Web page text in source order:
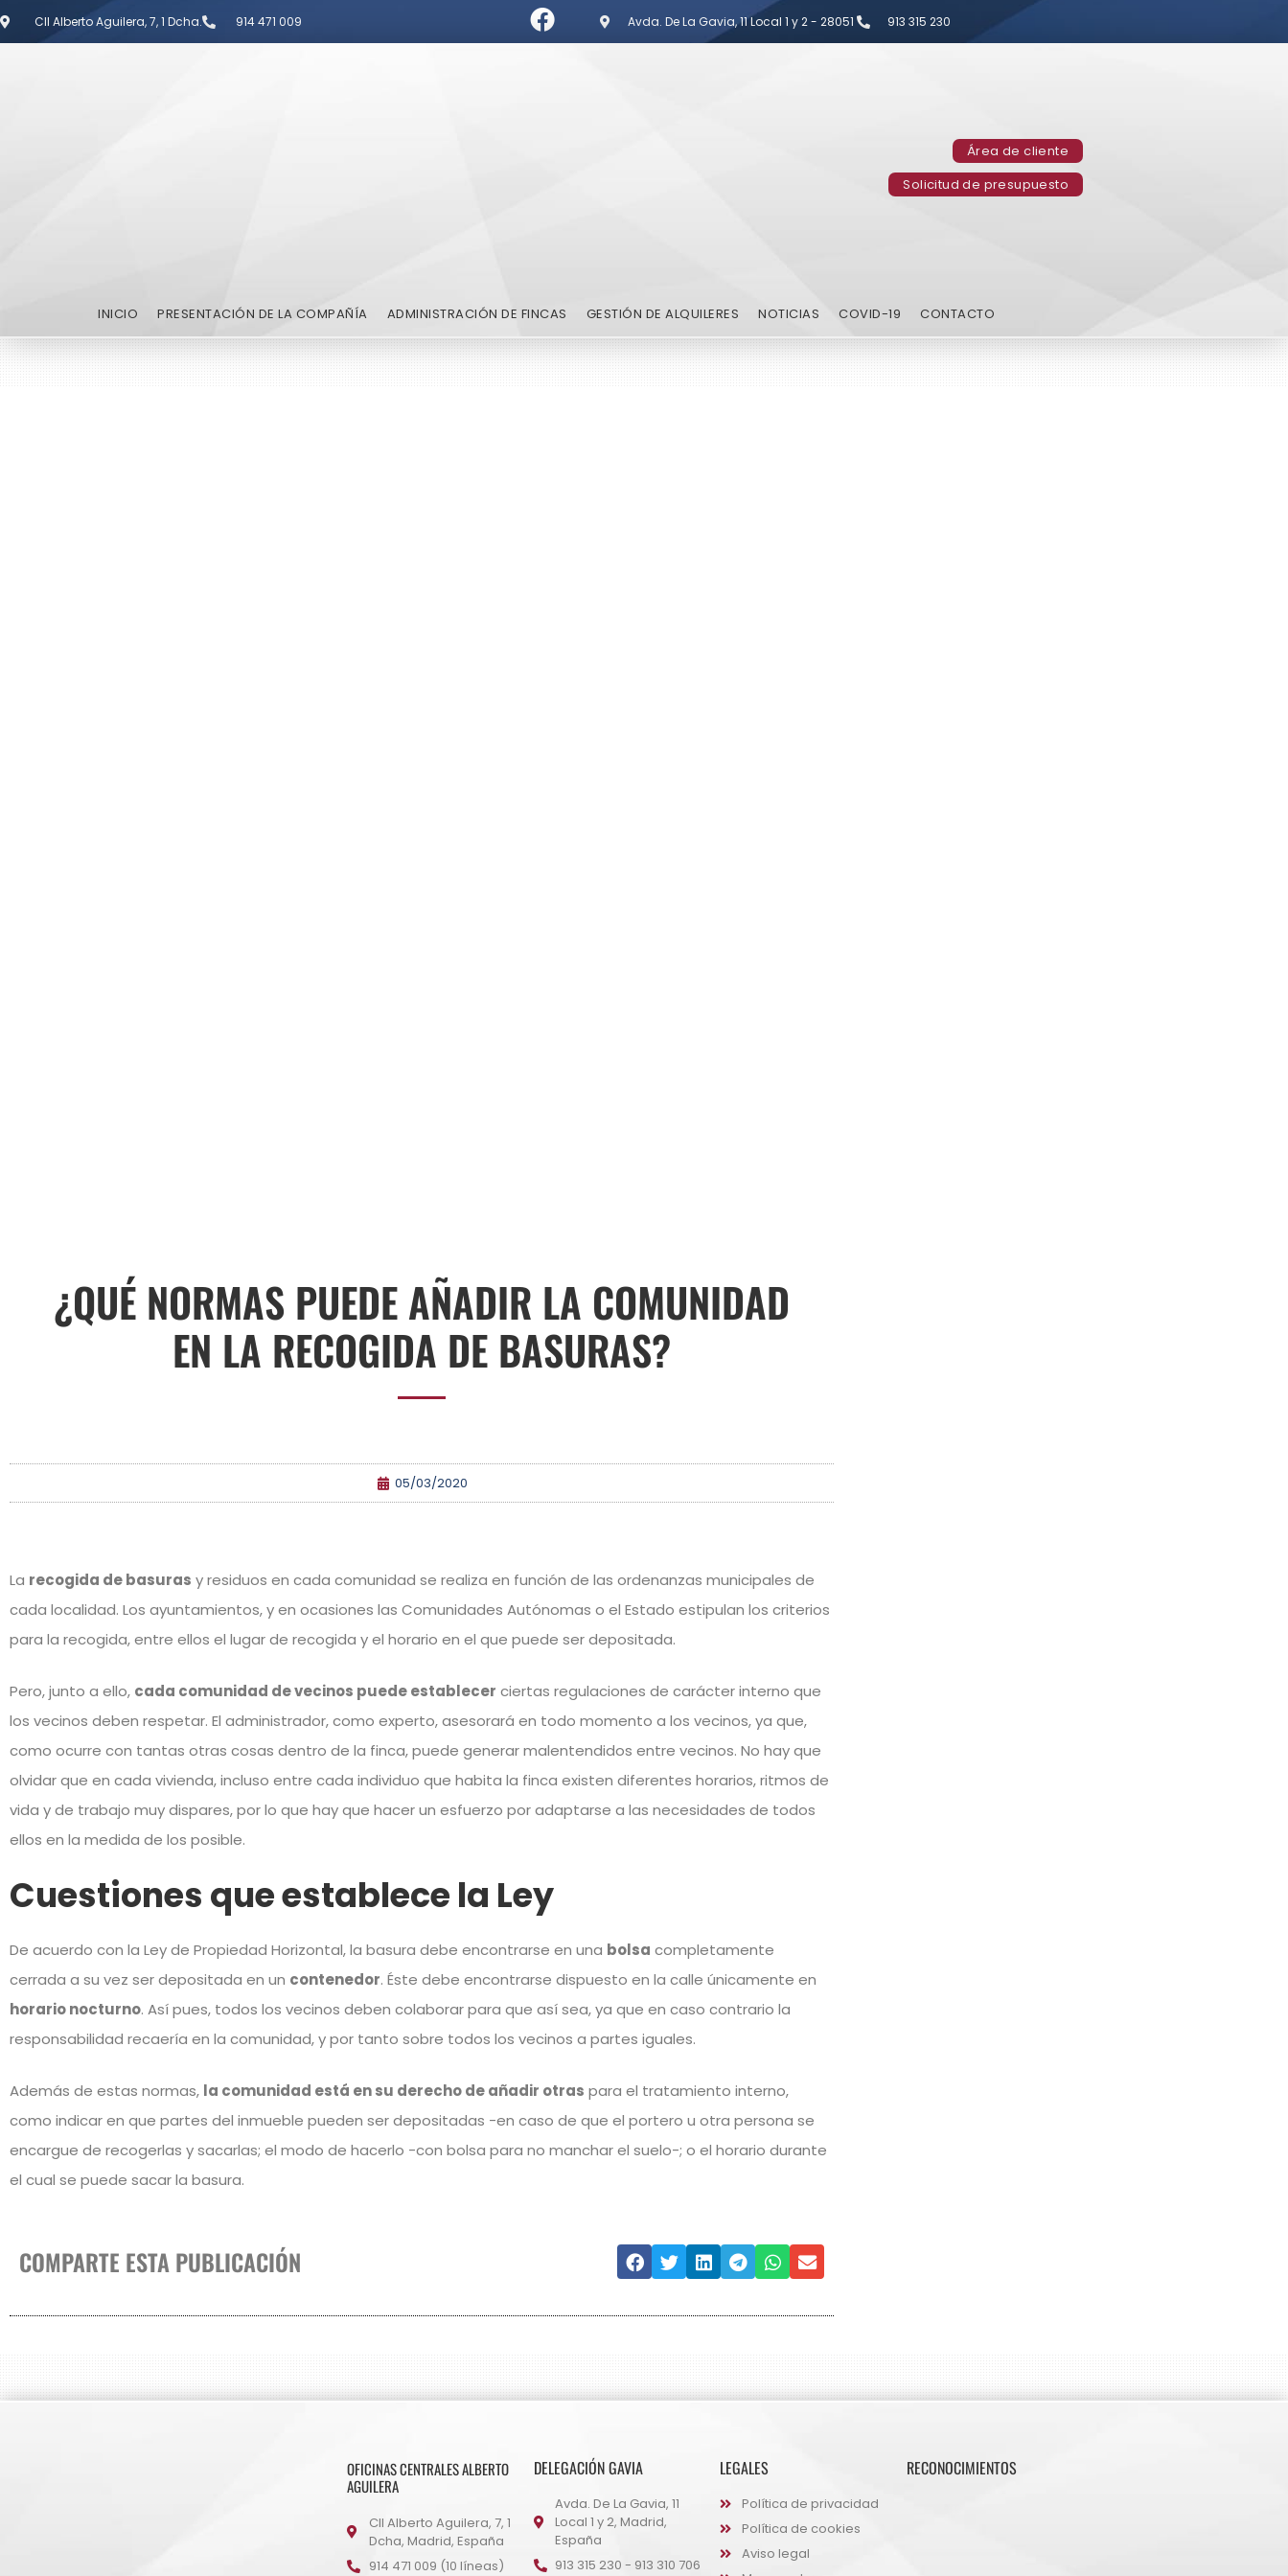
Cll Alberto Aguilera, 7, 1 Dcha. 914 471 009 Avda. De La Gavia, 11 Local 1 y 2 - 28051 913 315 230
Área de cliente
Solicitud de presupuesto
INICIO PRESENTACIÓN DE LA COMPAÑÍA ADMINISTRACIÓN DE FINCAS GESTIÓN DE ALQUILERES NOTICIAS COVID-19 CONTACTO
¿QUÉ NORMAS PUEDE AÑADIR LA COMUNIDAD
EN LA RECOGIDA DE BASURAS?
05/03/2020
La recogida de basuras y residuos en cada comunidad se realiza en función de las ordenanzas municipales de
cada localidad. Los ayuntamientos, y en ocasiones las Comunidades Autónomas o el Estado estipulan los criterios
para la recogida, entre ellos el lugar de recogida y el horario en el que puede ser depositada.
Pero, junto a ello, cada comunidad de vecinos puede establecer ciertas regulaciones de carácter interno que
los vecinos deben respetar. El administrador, como experto, asesorará en todo momento a los vecinos, ya que,
como ocurre con tantas otras cosas dentro de la finca, puede generar malentendidos entre vecinos. No hay que
olvidar que en cada vivienda, incluso entre cada individuo que habita la finca existen diferentes horarios, ritmos de
vida y de trabajo muy dispares, por lo que hay que hacer un esfuerzo por adaptarse a las necesidades de todos
ellos en la medida de los posible.
Cuestiones que establece la Ley
De acuerdo con la Ley de Propiedad Horizontal, la basura debe encontrarse en una bolsa completamente
cerrada a su vez ser depositada en un contenedor. Éste debe encontrarse dispuesto en la calle únicamente en
horario nocturno. Así pues, todos los vecinos deben colaborar para que así sea, ya que en caso contrario la
responsabilidad recaería en la comunidad, y por tanto sobre todos los vecinos a partes iguales.
Además de estas normas, la comunidad está en su derecho de añadir otras para el tratamiento interno,
como indicar en que partes del inmueble pueden ser depositadas -en caso de que el portero u otra persona se
encargue de recogerlas y sacarlas; el modo de hacerlo -con bolsa para no manchar el suelo-; o el horario durante
el cual se puede sacar la basura.
COMPARTE ESTA PUBLICACIÓN
OFICINAS CENTRALES ALBERTO
AGUILERA
Cll Alberto Aguilera, 7, 1
Dcha, Madrid, España
914 471 009 (10 líneas)
DELEGACIÓN GAVIA
Avda. De La Gavia, 11
Local 1 y 2, Madrid,
España
913 315 230 - 913 310 706
LEGALES
Política de privacidad
Política de cookies
Aviso legal
RECONOCIMIENTOS